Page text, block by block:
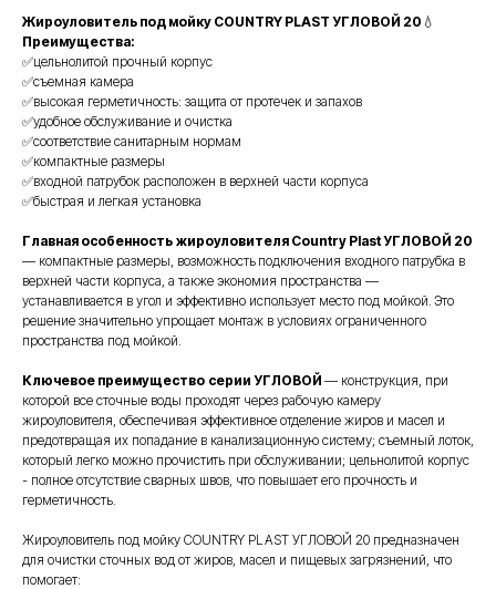
Жироуловитель под мойку COUNTRY PLAST УГЛОВОЙ 20 💧
Преимущества:
✅цельнолитой прочный корпус
✅съемная камера
✅высокая герметичность: защита от протечек и запахов
✅удобное обслуживание и очистка
✅соответствие санитарным нормам
✅компактные размеры
✅входной патрубок расположен в верхней части корпуса
✅быстрая и легкая установка
Главная особенность жироуловителя Country Plast УГЛОВОЙ 20
— компактные размеры, возможность подключения входного патрубка в
верхней части корпуса, а также экономия пространства —
устанавливается в угол и эффективно использует место под мойкой. Это
решение значительно упрощает монтаж в условиях ограниченного
пространства под мойкой.
Ключевое преимущество серии УГЛОВОЙ — конструкция, при
которой все сточные воды проходят через рабочую камеру
жироуловителя, обеспечивая эффективное отделение жиров и масел и
предотвращая их попадание в канализационную систему; съемный лоток,
который легко можно прочистить при обслуживании; цельнолитой корпус
- полное отсутствие сварных швов, что повышает его прочность и
герметичность.
Жироуловитель под мойку COUNTRY PLAST УГЛОВОЙ 20 предназначен
для очистки сточных вод от жиров, масел и пищевых загрязнений, что
помогает: